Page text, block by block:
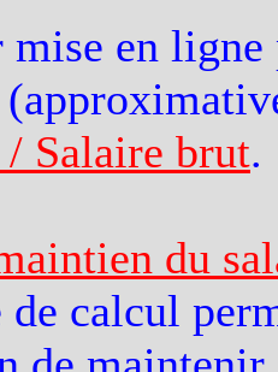
mise en
Salaire brut.
du
calcul